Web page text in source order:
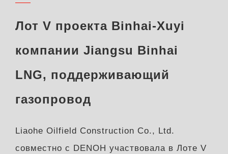
Лот V проекта Binhai-Xuyi
компании Jiangsu Binhai
LNG, поддерживающий
газопровод
Liaohe Oilfield Construction Co., Ltd.
совместно с DENOH участвовала в Лоте V